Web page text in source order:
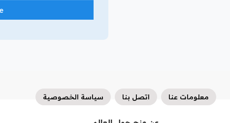
معلومات عنا اتصل بنا سياسة الخصوصية